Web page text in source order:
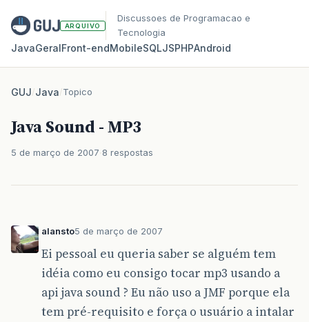
ARQUIVO
Discussoes de Programacao e
Tecnologia
JavaGeralFront‑endMobileSQLJSPHPAndroid
GUJ/Java/Topico
Java Sound - MP3
5 de março de 2007 8 respostas
alansto5 de março de 2007
Ei pessoal eu queria saber se alguém tem
idéia como eu consigo tocar mp3 usando a
api java sound ? Eu não uso a JMF porque ela
tem pré-requisito e força o usuário a intalar